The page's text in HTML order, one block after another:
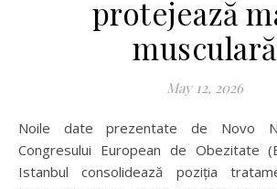
protejează
musculară
May 12, 2026
Noile date prezentate de Novo Nordisk în cadrul
Congresului European de Obezitate
Istanbul consolidează poziția